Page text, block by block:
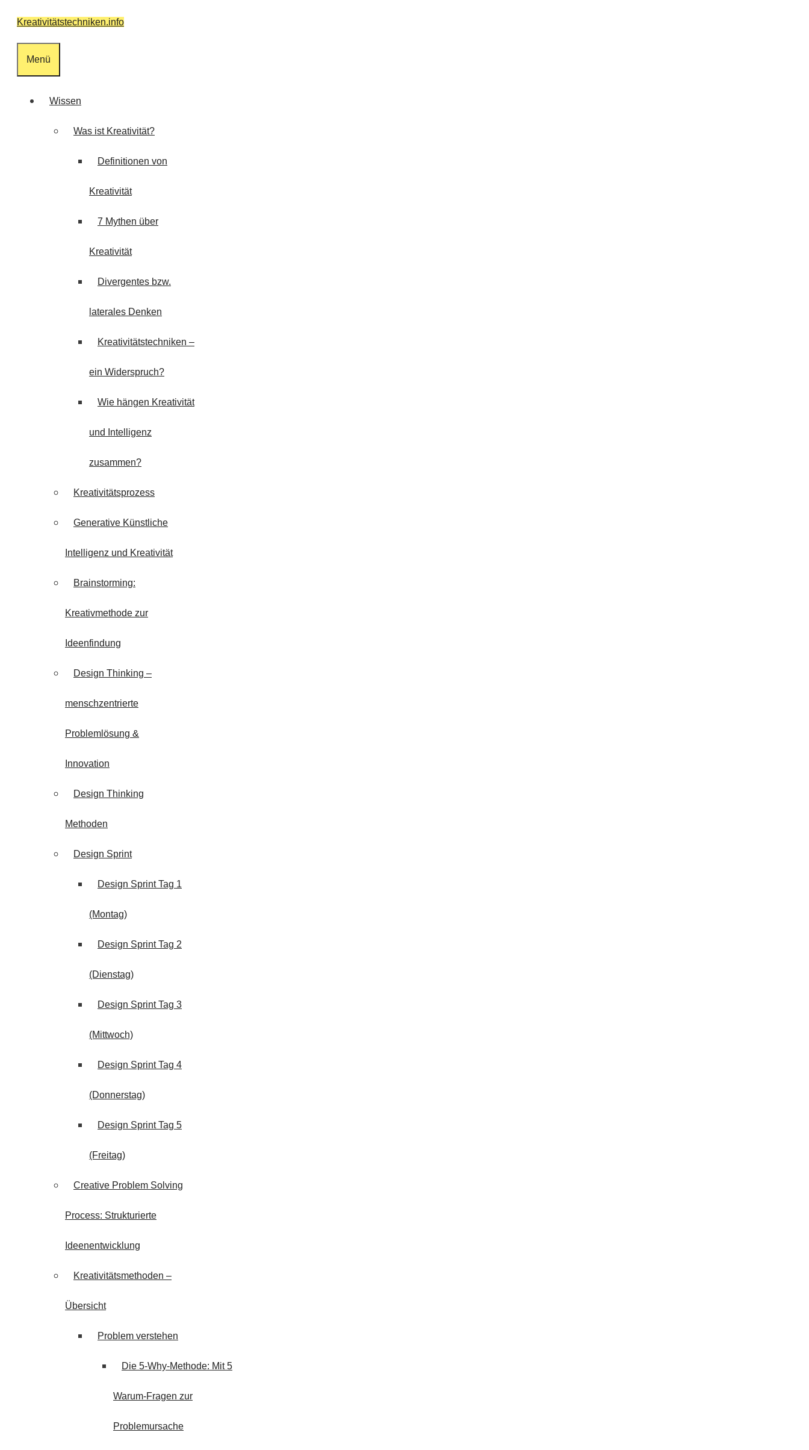
ZumKreativitätstechniken.info
Menü
Wissen
Was ist Kreativität?
Definitionen von
Kreativität
7 Mythen über
Kreativität
Divergentes bzw.
laterales Denken
Kreativitätstechniken –
ein Widerspruch?
Wie hängen Kreativität
und Intelligenz
zusammen?
Kreativitätsprozess
Generative Künstliche
Intelligenz und Kreativität
Brainstorming:
Kreativmethode zur
Ideenfindung
Design Thinking –
menschzentrierte
Problemlösung &
Innovation
Design Thinking
Methoden
Design Sprint
Design Sprint Tag 1
(Montag)
Design Sprint Tag 2
(Dienstag)
Design Sprint Tag 3
(Mittwoch)
Design Sprint Tag 4
(Donnerstag)
Design Sprint Tag 5
(Freitag)
Creative Problem Solving
Process: Strukturierte
Ideenentwicklung
Kreativitätsmethoden –
Übersicht
Problem verstehen
Die 5-Why-Methode: Mit 5
Warum-Fragen zur
Problemursache